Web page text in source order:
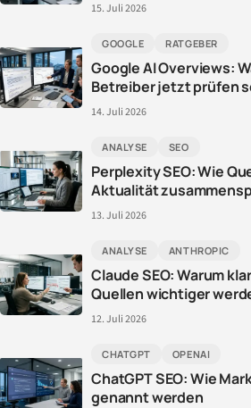
15. Juli 2026
GOOGLE RATGEBER
Google AI Overviews:
Betreiber jetzt prüfen
14. Juli 2026
ANALYSE SEO
Perplexity SEO: Wie
Aktualität
13. Juli 2026
ANALYSE ANTHROPIC
Claude SEO: Warum
Quellen wichtiger
12. Juli 2026
CHATGPT OPENAI
ChatGPT SEO: Wie
genannt werden